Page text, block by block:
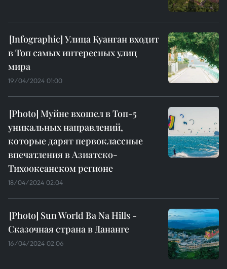
Улица Куанган входит
в Топ самых интересных улиц
мира
19/04/2024 01:00
Муйне вхошел в Топ-5
уникальных направлений,
которые дарят первоклассные
впечатления в Азиатско-
Тихоокеанском регионе
18/04/2024 02:04
Sun World Ba Na Hills -
Сказочная страна в Дананге
16/04/2024 02:06